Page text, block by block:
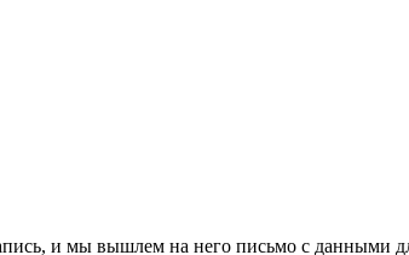
и мы вышлем на него письмо с данными